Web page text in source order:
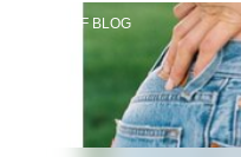
STAFF BLOG